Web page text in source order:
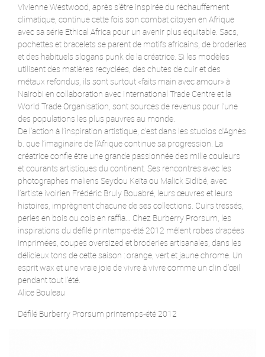
Vivienne Westwood, après s’être inspirée du réchauffement
climatique, continue cette fois son combat citoyen en Afrique
avec sa série Ethical Africa pour un avenir plus équitable. Sacs,
pochettes et bracelets se parent de motifs africains, de broderies
et des habituels slogans punk de la créatrice. Si les modèles
utilisent des matières recyclées, des chutes de cuir et des
métaux refondus, ils sont surtout «faits main avec amour» à
Nairobi en collaboration avec International Trade Centre et la
World Trade Organisation, sont sources de revenus pour l’une
des populations les plus pauvres au monde.
De l’action à l’inspiration artistique, c’est dans les studios d’Agnès
b. que l’imaginaire de l’Afrique continue sa progression. La
créatrice confie être une grande passionnée des mille couleurs
et courants artistiques du continent. Ses rencontres avec les
photographes maliens Seydou Keïta ou Malick Sidibé, avec
l’artiste ivoirien Frédéric Bruly Bouabré, leurs œuvres et leurs
histoires, imprègnent chacune de ses collections. Cuirs tressés,
perles en bois ou cols en raffia… Chez Burberry Prorsum, les
inspirations du défilé printemps-été 2012 mêlent robes drapées
imprimées, coupes oversized et broderies artisanales, dans les
délicieux tons de cette saison : orange, vert et jaune chrome. Un
esprit wax et une vraie joie de vivre à vivre comme un clin d’œil
pendant tout l’été.
Alice Bouleau
Défilé Burberry Prorsum printemps-été 2012